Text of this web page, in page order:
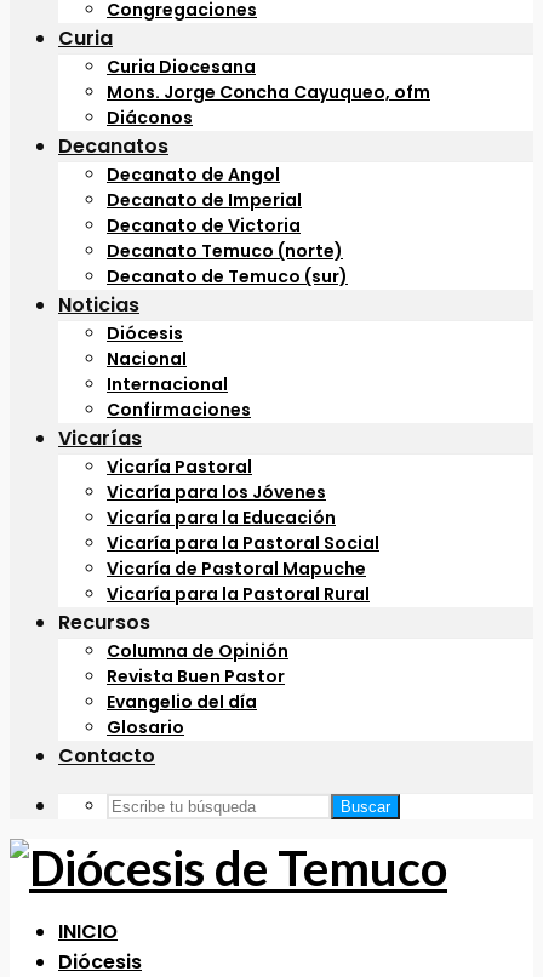
Congregaciones
Curia
Curia Diocesana
Mons. Jorge Concha Cayuqueo, ofm
Diáconos
Decanatos
Decanato de Angol
Decanato de Imperial
Decanato de Victoria
Decanato Temuco (norte)
Decanato de Temuco (sur)
Noticias
Diócesis
Nacional
Internacional
Confirmaciones
Vicarías
Vicaría Pastoral
Vicaría para los Jóvenes
Vicaría para la Educación
Vicaría para la Pastoral Social
Vicaría de Pastoral Mapuche
Vicaría para la Pastoral Rural
Recursos
Columna de Opinión
Revista Buen Pastor
Evangelio del día
Glosario
Contacto
Buscar
INICIO
Diócesis